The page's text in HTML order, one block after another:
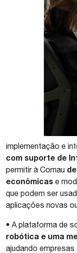
implementação e
com suporte de
permitir à Comau
econômicas e
que podem ser
aplicações novas
• A plataforma de
robótica e uma
ajudando